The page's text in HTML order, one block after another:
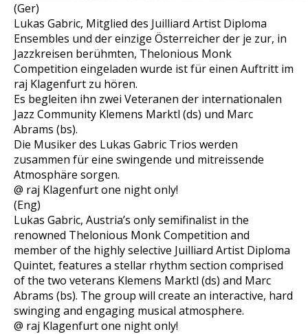
(Ger)
Lukas Gabric, Mitglied des Juilliard Artist Diploma
Ensembles und der einzige Österreicher der je zur, in
Jazzkreisen berühmten, Thelonious Monk
Competition eingeladen wurde ist für einen Auftritt im
raj Klagenfurt zu hören.
Es begleiten ihn zwei Veteranen der internationalen
Jazz Community Klemens Marktl (ds) und Marc
Abrams (bs).
Die Musiker des Lukas Gabric Trios werden
zusammen für eine swingende und mitreissende
Atmosphäre sorgen.
@ raj Klagenfurt one night only!
(Eng)
Lukas Gabric, Austria’s only semifinalist in the
renowned Thelonious Monk Competition and
member of the highly selective Juilliard Artist Diploma
Quintet, features a stellar rhythm section comprised
of the two veterans Klemens Marktl (ds) and Marc
Abrams (bs). The group will create an interactive, hard
swinging and engaging musical atmosphere.
@ raj Klagenfurt one night only!